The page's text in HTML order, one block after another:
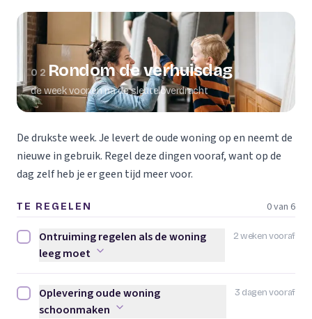
02 Rondom de verhuisdag
de week voor en na de sleuteloverdracht
De drukste week. Je levert de oude woning op en neemt de
nieuwe in gebruik. Regel deze dingen vooraf, want op de
dag zelf heb je er geen tijd meer voor.
TE REGELEN 0 van 6
2 weken vooraf
Ontruiming regelen als de woning leeg moet afvinken
Ontruiming regelen als de woning
leeg moet
3 dagen vooraf
Oplevering oude woning schoonmaken afvinken
Oplevering oude woning
schoonmaken